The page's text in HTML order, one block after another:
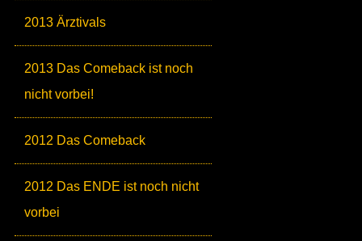
2013 Ärztivals
2013 Das Comeback ist noch
nicht vorbei!
2012 Das Comeback
2012 Das ENDE ist noch nicht
vorbei